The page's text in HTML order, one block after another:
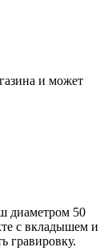
и может
диаметром 50
с вкладышем и
гравировку.